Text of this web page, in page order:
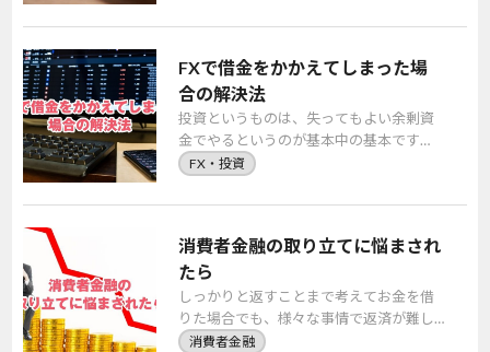
落とすというイ […]
FXで借金をかかえてしまった場
合の解決法
投資というものは、失ってもよい余剰資
金でやるというのが基本中の基本です
が、なかなかそうもいかないのも実情で
しにと、虎の子の貯 […]
FX・投資
消費者金融の取り立てに悩まされ
たら
しっかりと返すことまで考えてお金を借
りた場合でも、様々な事情で返済が難し
くなってしまうことは少なくありませ
消費者金融